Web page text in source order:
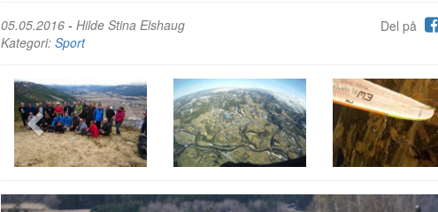
Del på
05.05.2016 - Hilde Stina Elshaug
Kategori: Sport